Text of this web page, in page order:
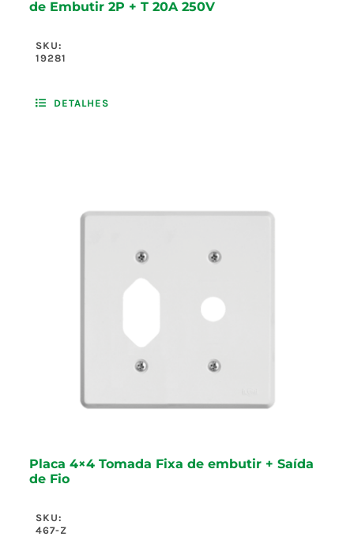
de Embutir 2P + T 20A 250V
SKU:
19281
DETALHES
Placa 4×4 Tomada Fixa de embutir + Saída
de Fio
SKU:
467-Z